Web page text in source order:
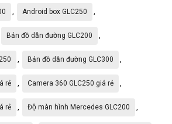
Android box GLC250
Bản đồ dẫn đường GLC200
Bản đồ dẫn đường GLC300
rẻ Camera 360 GLC250 giá rẻ
rẻ Độ màn hình Mercedes GLC200